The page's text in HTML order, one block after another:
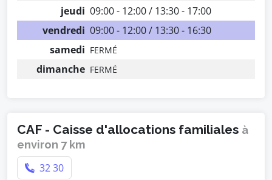
jeudi 09:00 - 12:00 / 13:30 - 17:00
vendredi 09:00 - 12:00 / 13:30 - 16:30
samedi FERMÉ
dimanche FERMÉ
CAF - Caisse d'allocations familiales à
environ 7 km
32 30